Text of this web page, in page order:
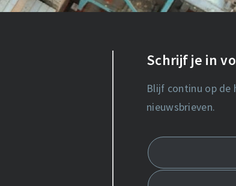
Schrijf je in
Blijf continu op de
nieuwsbrieven.